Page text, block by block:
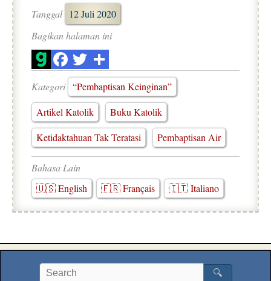
Tanggal 12 Juli 2020
Bagikan halaman ini
Kategori “Pembaptisan Keinginan”
Artikel Katolik
Buku Katolik
Ketidaktahuan Tak Teratasi
Pembaptisan Air
Bahasa Lain
🇺🇸 English
🇫🇷 Français 🇮🇹 Italiano
🔍